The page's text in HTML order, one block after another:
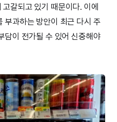
갈되고 있기 때문이다. 이에
부과하는 방안이 최근 다시 주
담이 전가될 수 있어 신중해야